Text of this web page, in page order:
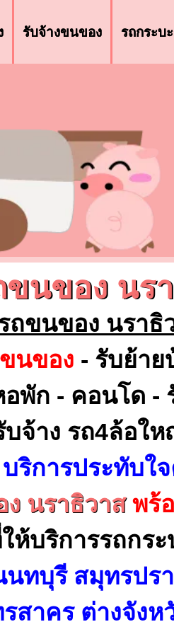
รับจ้างขนของ รถกระบ
ขนของ นร
ถขนของ นราธิ
นของ - รับย้าย
อพัก - คอนโด -
จ้าง รถ4ล้อใ
บริการประทับใ
นราธิวาสพร้
ห้บริการรถกระ
นทบุรี สมุทรปร
สาคร ต่างจังห